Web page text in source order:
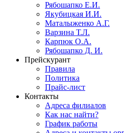
Рябошапко Е.И.
Якубицкая И.И.
Маталыженко А.Г.
Варзина Т.Л.
Карпюк О.А.
Рябошапко Д. И.
Прейскурант
Правила
Политика
Прайс-лист
Контакты
Адреса филиалов
Как нас найти?
График работы